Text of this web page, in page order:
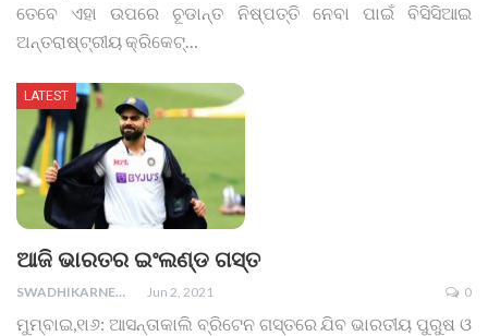
ତେବେ ଏହା ଉପରେ ଚୂଡାନ୍ତ ନିଷ୍ପତ୍ତି ନେବା ପାଇଁ ବିସିସିଆଇ
ଅନ୍ତରାଷ୍ଟ୍ରୀୟ କ୍ରିକେଟ୍
LATEST
ଆଜି ଭାରତର ଇଂଲଣ୍ଡ ଗସ୍ତ
SWADHIKARNEWS Jun 2, 2021 0
ମୁମ୍ବାଇ,୧ା୬: ଆସନ୍ତାକାଲି ବ୍ରିଟେନ ଗସ୍ତରେ ଯିବ ଭାରତୀୟ ପୁରୁଷ ଓ